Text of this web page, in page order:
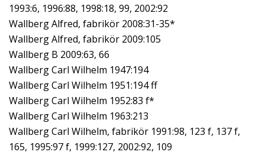
1993:6, 1996:88, 1998:18, 99, 2002:92
Wallberg Alfred, fabrikör 2008:31-35*
Wallberg Alfred, fabrikör 2009:105
Wallberg B 2009:63, 66
Wallberg Carl Wilhelm 1947:194
Wallberg Carl Wilhelm 1951:194 ff
Wallberg Carl Wilhelm 1952:83 f*
Wallberg Carl Wilhelm 1963:213
Wallberg Carl Wilhelm, fabrikör 1991:98, 123 f, 137 f,
165, 1995:97 f, 1999:127, 2002:92, 109